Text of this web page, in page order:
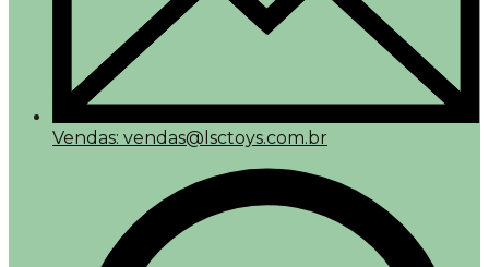
Vendas: vendas@lsctoys.com.br